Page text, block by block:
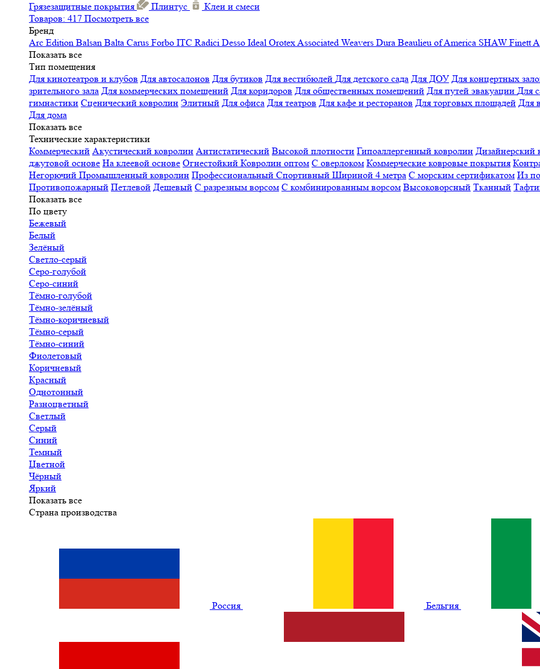
Грязезащитные покрытия
Плинтус
Клеи и смеси
Товаров: 417 Посмотреть все
Бренд
Arc Edition Balsan Balta Carus Forbo ITC Radici Desso Ideal OrotexAssociated Weavers Dura Beaulieu of America SHAW Finett
Показать все
Тип помещения
Для кинотеатров и клубов Для автосалонов Для бутиков Для вестибюлей Для детского сада Для ДОУ Для концертных
зрительного зала Для коммерческих помещений Для коридоров Для общественных помещений Для путей эвакуации Для
гимнастики Сценический ковролин Элитный Для офиса Для театров Для кафе и ресторанов Для торговых площадей Для
Для дома
Показать все
Технические характеристики
Коммерческий Акустический ковролин Антистатический Высокой плотности Гипоаллергенный ковролин Дизайнерский
джутовой основе На клеевой основе Огнестойкий Ковролин оптом С оверлоком Коммерческие ковровые покрытия
Негорючий Промышленный ковролин Профессиональный Спортивный Шириной 4 метра С морским сертификатом Из
Противопожарный Петлевой Дешевый С разрезным ворсом С комбинированным ворсом Высоковорсный Тканный
Показать все
По цвету
Бежевый
Белый
Зелёный
Светло-серый
Серо-голубой
Серо-синий
Тёмно-голубой
Тёмно-зелёный
Тёмно-коричневый
Тёмно-серый
Тёмно-синий
Фиолетовый
Коричневый
Красный
Однотонный
Разноцветный
Светлый
Серый
Синий
Темный
Цветной
Чёрный
Яркий
Показать все
Страна производства
Россия Бельгия